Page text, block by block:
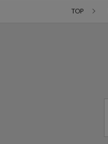
TOP